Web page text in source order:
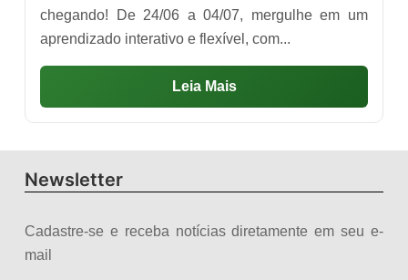
chegando! De 24/06 a 04/07, mergulhe em um
aprendizado interativo e flexível, com...
Leia Mais
Newsletter
Cadastre-se e receba notícias diretamente em seu e-
mail